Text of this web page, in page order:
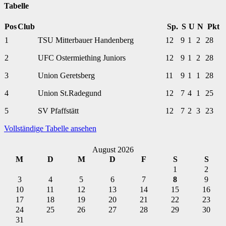
Tabelle
PosClub Sp. S U N Pkt
1
TSU Mitterbauer Handenberg 12 9 1 2 28
2 UFC Ostermiething Juniors 12 9 1 2 28
3 Union Geretsberg 11 9 1 1 28
4 Union St.Radegund 12 7 4 1 25
5 SV Pfaffstätt 12 7 2 3 23
Vollständige Tabelle ansehen
August 2026
M
D M D F S
S
1
2
3
4 5 6 7 8
9
10
11 12 13 14 15
16
17
18 19 20 21 22
23
24
25 26 27 28 29
30
31